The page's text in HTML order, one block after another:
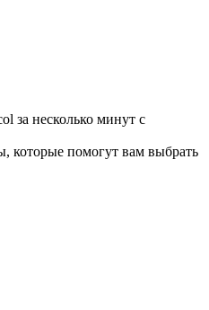
за несколько минут с
которые помогут вам выбрать